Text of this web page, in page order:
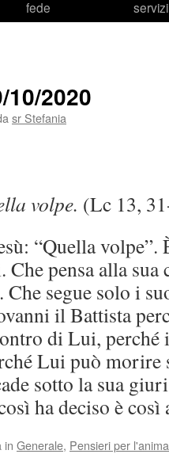
fede
servizi
2020
sr Stefania
volpe. (Lc 13,
“Quella volpe”.
pensa alla sua
segue solo i
il Battista
di Lui, perché
Lui può morire
sotto la sua
ha deciso è così
in Generale, Pensieri per l'anima